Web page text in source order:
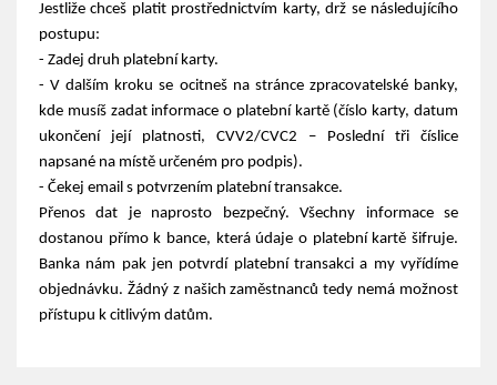
Jestliže chceš platit prostřednictvím karty, drž se následujícího
postupu:
- Zadej druh platební karty.
- V dalším kroku se ocitneš na stránce zpracovatelské banky,
kde musíš zadat informace o platební kartě (číslo karty, datum
ukončení její platnosti, CVV2/CVC2 – Poslední tři číslice
napsané na místě určeném pro podpis).
- Čekej email s potvrzením platební transakce.
Přenos dat je naprosto bezpečný. Všechny informace se
dostanou přímo k bance, která údaje o platební kartě šifruje.
Banka nám pak jen potvrdí platební transakci a my vyřídíme
objednávku. Žádný z našich zaměstnanců tedy nemá možnost
přístupu k citlivým datům.